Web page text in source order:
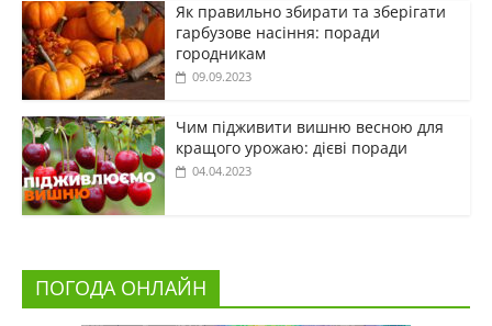
Як правильно збирати та зберігати
гарбузове насіння: поради
городникам
09.09.2023
Чим підживити вишню весною для
кращого урожаю: дієві поради
04.04.2023
ПОГОДА ОНЛАЙН